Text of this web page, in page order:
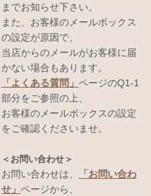
までお知らせ下さい。
また、お客様のメールボックス
の設定が原因で、
当店からのメールがお客様に届
かない場合もあります。
「よくある質問」 ページのQ1-1
部分をご参照の上、
お客様のメールボックスの設定
をご確認くださいませ。
＜お問い合わせ＞
お問い合わせは、
「お問い合わ
せ」 ページから、